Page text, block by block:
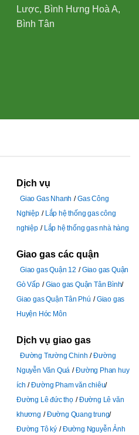
Lược, Bình Hưng Hoà A,
Bình Tân
Dịch vụ
Giao Gas Nhanh
Gas Công
Nghiệp
Lắp hệ thống gas công
nghiệp
Lắp hệ thống gas nhà hàng
Giao gas các quận
Giao gas Quận 12
Giao gas Quận
Gò Vấp
Giao gas Quận Tân Bình
Giao gas Quận Tân Phú
Giao gas
Huyện Hóc Môn
Dịch vụ giao gas
Đường Trường Chinh
Đường
Nguyễn Văn Quá
Đường Phan huy
ích
Đường Pham văn chiêu
Đường Lê đức thọ
Đường Lê văn
khương
Đường Quang trung
Đường Tô ký
Đường Nguyễn Ảnh